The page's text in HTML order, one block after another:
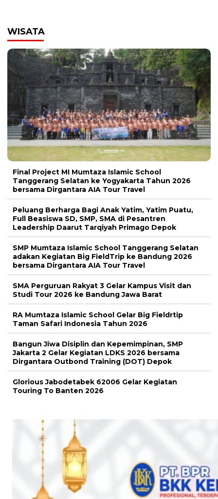
00:00
WISATA
Final Project MI Mumtaza Islamic School
Tanggerang Selatan ke Yogyakarta Tahun 2026
bersama Dirgantara AIA Tour Travel
Peluang Berharga Bagi Anak Yatim, Yatim Puatu,
Full Beasiswa SD, SMP, SMA di Pesantren
Leadership Daarut Tarqiyah Primago Depok
SMP Mumtaza Islamic School Tanggerang Selatan
adakan Kegiatan Big FieldTrip ke Bandung 2026
bersama Dirgantara AIA Tour Travel
SMA Perguruan Rakyat 3 Gelar Kampus Visit dan
Studi Tour 2026 ke Bandung Jawa Barat
RA Mumtaza Islamic School Gelar Big Fieldrtip
Taman Safari Indonesia Tahun 2026
Bangun Jiwa Disiplin dan Kepemimpinan, SMP
Jakarta 2 Gelar Kegiatan LDKS 2026 bersama
Dirgantara Outbond Training (DOT) Depok
Glorious Jabodetabek 62006 Gelar Kegiatan
Touring To Banten 2026